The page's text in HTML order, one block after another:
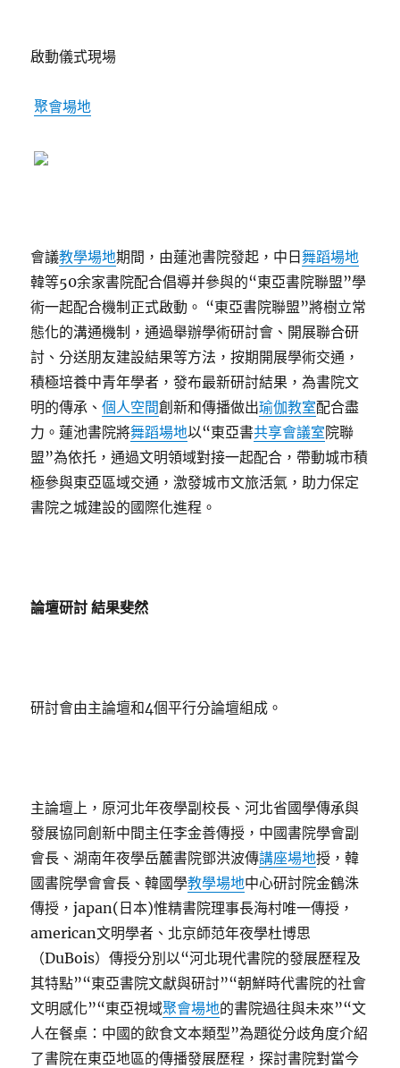
啟動儀式現場
聚會場地
會議教學場地期間，由蓮池書院發起，中日舞蹈場地
韓等50余家書院配合倡導并參與的“東亞書院聯盟”學
術一起配合機制正式啟動。 “東亞書院聯盟”將樹立常
態化的溝通機制，通過舉辦學術研討會、開展聯合研
討、分送朋友建設結果等方法，按期開展學術交通，
積極培養中青年學者，發布最新研討結果，為書院文
明的傳承、個人空間創新和傳播做出瑜伽教室配合盡
力。蓮池書院將舞蹈場地以“東亞書共享會議室院聯
盟”為依托，通過文明領域對接一起配合，帶動城市積
極參與東亞區域交通，激發城市文旅活氣，助力保定
書院之城建設的國際化進程。
論壇研討 結果斐然
研討會由主論壇和4個平行分論壇組成。
主論壇上，原河北年夜學副校長、河北省國學傳承與
發展協同創新中間主任李金善傳授，中國書院學會副
會長、湖南年夜學岳麓書院鄧洪波傳講座場地授，韓
國書院學會會長、韓國學教學場地中心研討院金鶴洙
傳授，japan(日本)惟精書院理事長海村唯一傳授，
american文明學者、北京師范年夜學杜博思
（DuBois）傳授分別以“河北現代書院的發展歷程及
其特點”“東亞書院文獻與研討”“朝鮮時代書院的社會
文明感化”“東亞視域聚會場地的書院過往與未來”“文
人在餐桌：中國的飲食文本類型”為題從分歧角度介紹
了書院在東亞地區的傳播發展歷程，探討書院對當今